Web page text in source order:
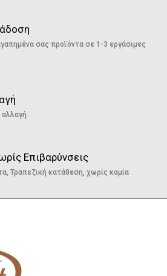
σας προϊόντα σε 1-3 εργάσιμες
Επιβαρύνσεις
Τραπεζική κατάθεση, χωρίς καμία